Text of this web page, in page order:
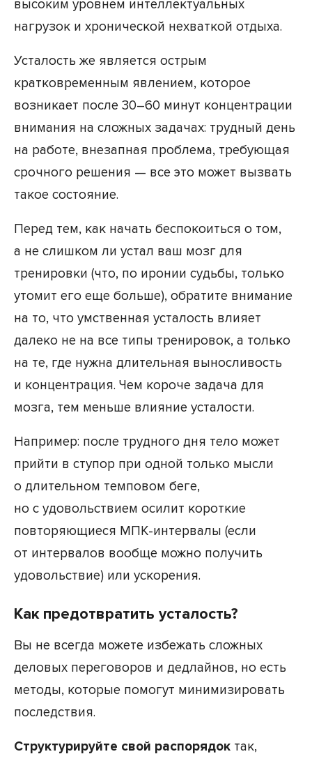
высоким уровнем интеллектуальных
нагрузок и хронической нехваткой отдыха.
Усталость же является острым
кратковременным явлением, которое
возникает после 30–60 минут концентрации
внимания на сложных задачах: трудный день
на работе, внезапная проблема, требующая
срочного решения — все это может вызвать
такое состояние.
Перед тем, как начать беспокоиться о том,
а не слишком ли устал ваш мозг для
тренировки (что, по иронии судьбы, только
утомит его еще больше), обратите внимание
на то, что умственная усталость влияет
далеко не на все типы тренировок, а только
на те, где нужна длительная выносливость
и концентрация. Чем короче задача для
мозга, тем меньше влияние усталости.
Например: после трудного дня тело может
прийти в ступор при одной только мысли
о длительном темповом беге,
но с удовольствием осилит короткие
повторяющиеся МПК-интервалы (если
от интервалов вообще можно получить
удовольствие) или ускорения.
Как предотвратить усталость?
Вы не всегда можете избежать сложных
деловых переговоров и дедлайнов, но есть
методы, которые помогут минимизировать
последствия.
Структурируйте свой распорядок так,